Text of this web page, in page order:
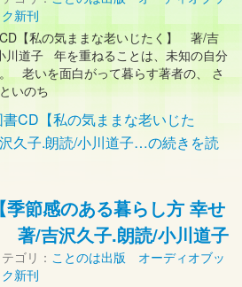
新刊
【私の気ままな老いじたく】 著/吉
川道子 年を重ねることは、未知の自分
老いを面白がって暮らす著者の、 さ
いのち
CD【私の気ままな老いじた
久子.朗読/小川道子…の続きを読
節感のある暮らし方 幸せ
著/吉沢久子.朗読/小川道子
ゴリ： ことのは出版 オーディオブッ
新刊